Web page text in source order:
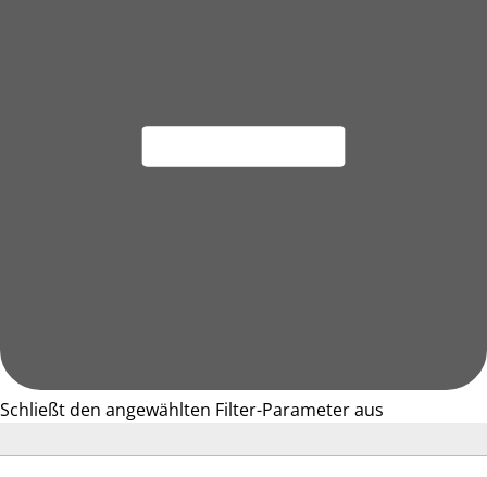
Schließt den angewählten Filter-Parameter aus